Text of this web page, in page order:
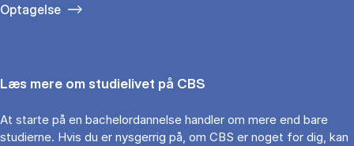
Optagelse
Læs mere om studielivet på CBS
At starte på en bachelordannelse handler om mere end bare
studierne. Hvis du er nysgerrig på, om CBS er noget for dig, kan